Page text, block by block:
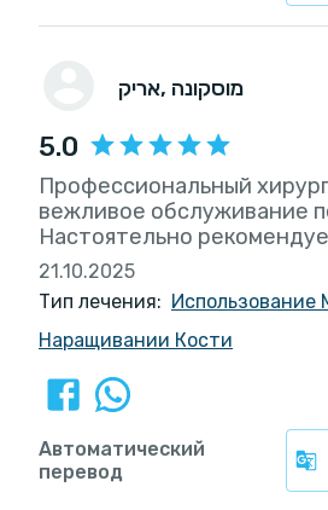
אריק , מוסקונה
5.0
Профессиональный
вежливое обслуживание
Настоятельно
21.10.2025
Тип лечения: Использование
Наращивании Кости
Автоматический
перевод